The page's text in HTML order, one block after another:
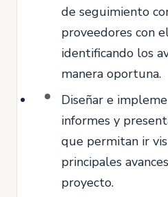
de seguimiento
proveedores con
identificando los
manera oportuna.
Diseñar e
informes y
que permitan ir
principales
proyecto.